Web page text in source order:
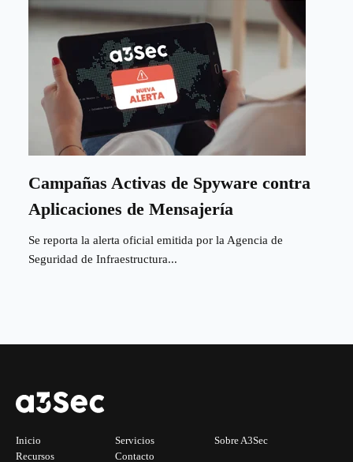
Campañas Activas de Spyware contra
Aplicaciones de Mensajería
Se reporta la alerta oficial emitida por la Agencia de
Seguridad de Infraestructura...
Inicio Servicios
Sobre A3Sec
Recursos
Contacto